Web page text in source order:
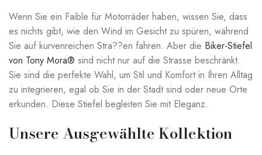
Wenn Sie ein Faible für Motorräder haben, wissen Sie, dass
es nichts gibt, wie den Wind im Gesicht zu spüren, während
Sie auf kurvenreichen Stra??en fahren. Aber die Biker-Stiefel
von Tony Mora® sind nicht nur auf die Strasse beschränkt.
Sie sind die perfekte Wahl, um Stil und Komfort in Ihren Alltag
zu integrieren, egal ob Sie in der Stadt sind oder neue Orte
erkunden. Diese Stiefel begleiten Sie mit Eleganz.
Unsere Ausgewählte Kollektion